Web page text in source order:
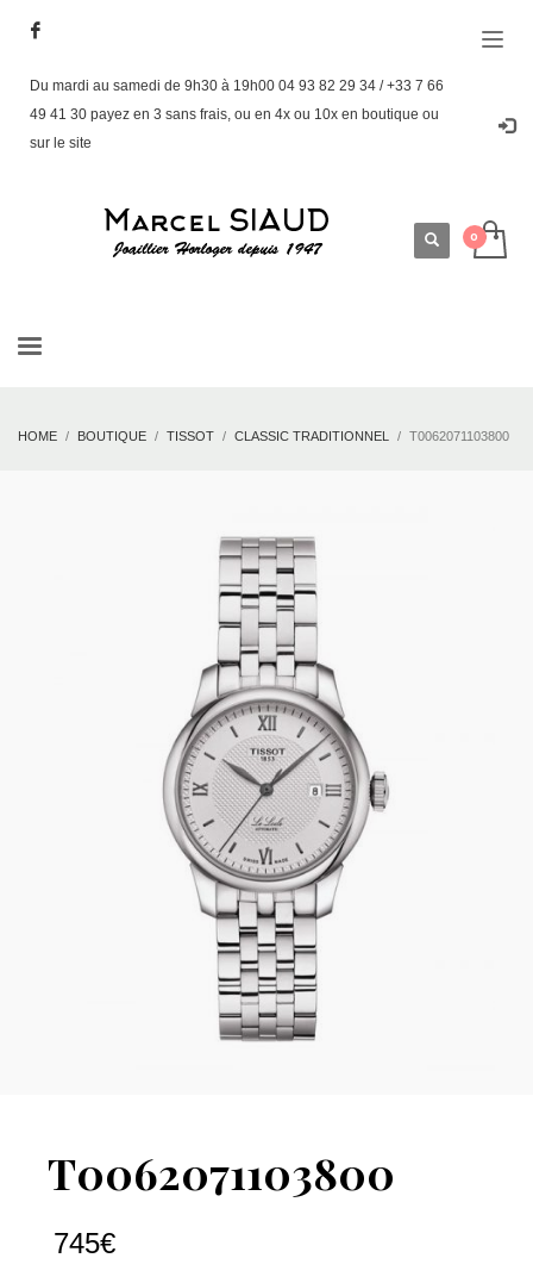
Du mardi au samedi de 9h30 à 19h00 04 93 82 29 34 / +33 7 66
49 41 30 payez en 3 sans frais, ou en 4x ou 10x en boutique ou
sur le site
HOME BOUTIQUE TISSOT CLASSIC TRADITIONNEL T0062071103800
T0062071103800
745€